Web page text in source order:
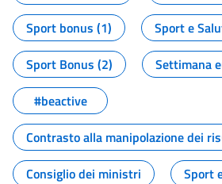
Sport bonus (1)
Sport e
Sport Bonus (2)
Settimana
#beactive
Contrasto alla manipolazione dei
Consiglio dei ministri
Sport